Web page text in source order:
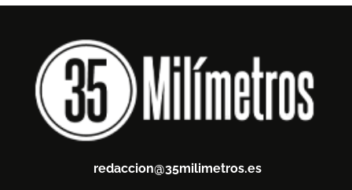
redaccion@35milimetros.es